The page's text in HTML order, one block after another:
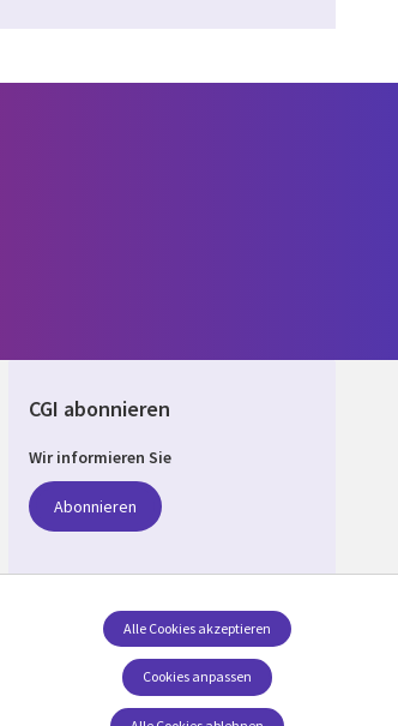
CGI abonnieren
Wir informieren Sie
Abonnieren
Folgen Sie uns
Social Media GERMANY
Cookies anpassen
Alle Cookies akzeptieren